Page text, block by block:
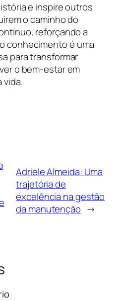
e inspire outros
o caminho do
reforçando a
conhecimento é uma
para transformar
o bem-estar em
vida.
Adriele Almeida: Uma
trajetória de
excelência na gestão
da manutenção →